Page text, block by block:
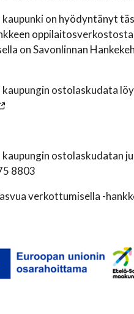
kaupunki on hyödyntänyt
on Savonlinnan
kaupungin ostolaskudata
kaupungin ostolaskudatan
8803
verkottumisella -